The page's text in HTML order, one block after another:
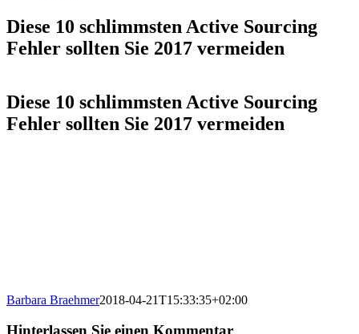
Diese 10 schlimmsten Active Sourcing
Fehler sollten Sie 2017 vermeiden
Diese 10 schlimmsten Active Sourcing
Fehler sollten Sie 2017 vermeiden
Barbara Braehmer2018-04-21T15:33:35+02:00